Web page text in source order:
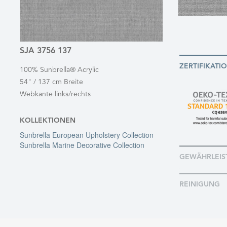
SJA 3756 137
100% Sunbrella® Acrylic
54" / 137 cm Breite
Webkante links/rechts
KOLLEKTIONEN
Sunbrella European Upholstery Collection
Sunbrella Marine Decorative Collection
REINIGUNG